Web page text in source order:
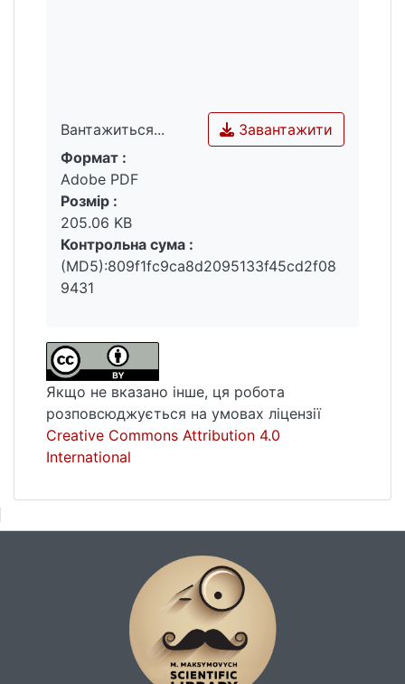
Вантажиться...
Вантажиться...
Завантажити
Формат :
Adobe PDF
Розмір :
205.06 KB
Контрольна сума :
(MD5):809f1fc9ca8d2095133f45cd2f08
9431
Якщо не вказано інше, ця робота
розповсюджується на умовах ліцензії
Creative Commons Attribution 4.0
International